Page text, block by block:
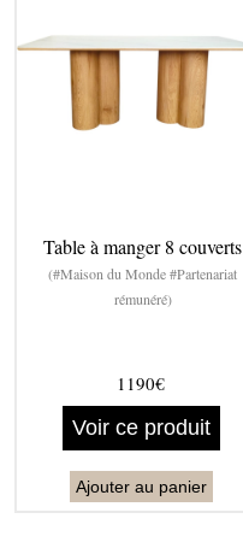
Table à manger 8 couverts
(#Maison du Monde #Partenariat
rémunéré)
1190€
Voir ce produit
Ajouter au panier